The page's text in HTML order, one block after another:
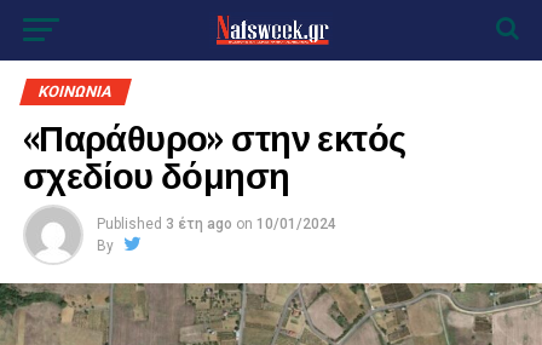
ΚΟΙΝΩΝΙΑ
«Παράθυρο» στην εκτός
σχεδίου δόμηση
Published 3 έτη ago on 10/01/2024
By